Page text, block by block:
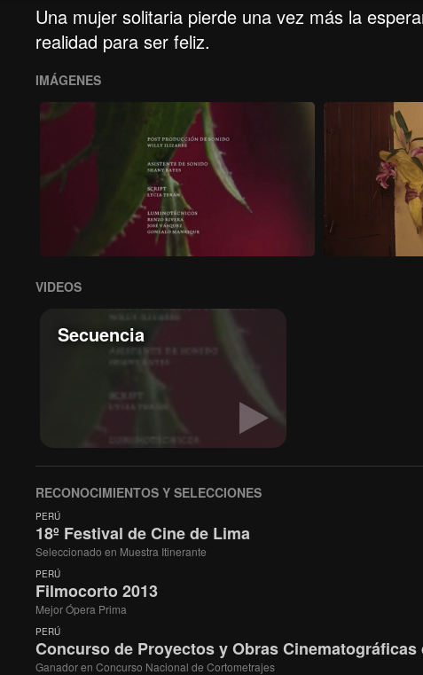
Una mujer solitaria pierde una vez más la
realidad para ser feliz.
IMÁGENES
VIDEOS
Secuencia
RECONOCIMIENTOS Y SELECCIONES
PERÚ
18º Festival de Cine de Lima
Seleccionado en Muestra Itinerante
PERÚ
Filmocorto 2013
Mejor Ópera Prima
PERÚ
Concurso de Proyectos y Obras
Ganador en Concurso Nacional de Cortometrajes